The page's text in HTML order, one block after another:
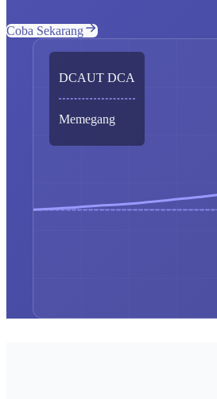
Coba Sekarang
DCAUT DCA
Memegang